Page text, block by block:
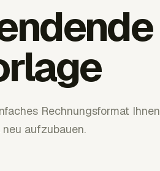
Rechnungsformat Ihnen
aufzubauen.